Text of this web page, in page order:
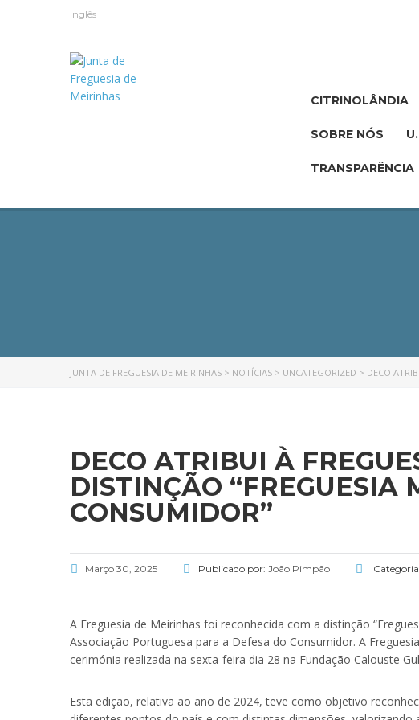
Inglês
CITRINOLÂNDIA
SOBRE NÓS
TRANSPARÊNCIA
JUNTA DE FREGUESIA DE MEIRINHAS > NOTÍCIAS > UNCATEGORIZED > DECO
DECO ATRIBUI À
DISTINÇÃO “FREGUESIA
CONSUMIDOR”
Março 30, 2025 Publicado por: João Pimpão
A Freguesia de Meirinhas foi reconhecida com a distinção
Associação Portuguesa para a Defesa do Consumidor. A
cerimónia realizada na sexta-feira dia 28 na Fundação Calouste
Esta edição, relativa ao ano de 2024, teve como objetivo